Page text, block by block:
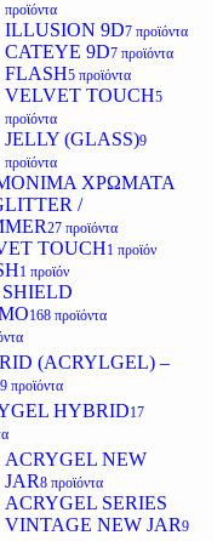
προϊόντα
ILLUSION 9D7 προϊόντα
CATEYE 9D7 προϊόντα
FLASH5 προϊόντα
VELVET TOUCH5
προϊόντα
JELLY (GLASS)9
προϊόντα
ΧΡΩΜΑΤΑ
/
27 προϊόντα
TOUCH1 προϊόν
1 προϊόν
168 προϊόντα
(ACRYLGEL) –
προϊόντα
HYBRID17
ACRYGEL NEW
JAR8 προϊόντα
ACRYGEL SERIES
VINTAGE NEW JAR9